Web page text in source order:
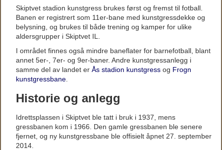
Skiptvet stadion kunstgress brukes først og fremst til fotball.
Banen er registrert som 11er-bane med kunstgressdekke og
belysning, og brukes til både trening og kamper for ulike
aldersgrupper i Skiptvet IL.
I området finnes også mindre baneflater for barnefotball, blant
annet 5er-, 7er- og 9er-baner. Andre kunstgressanlegg i
samme del av landet er Ås stadion kunstgress og Frogn
kunstgressbane
Historie og anlegg
Idrettsplassen i Skiptvet ble tatt i bruk i 1937, mens
gressbanen kom i 1966. Den gamle gressbanen ble senere
fjernet, og ny kunstgressbane ble offisielt åpnet 27. september
2014.